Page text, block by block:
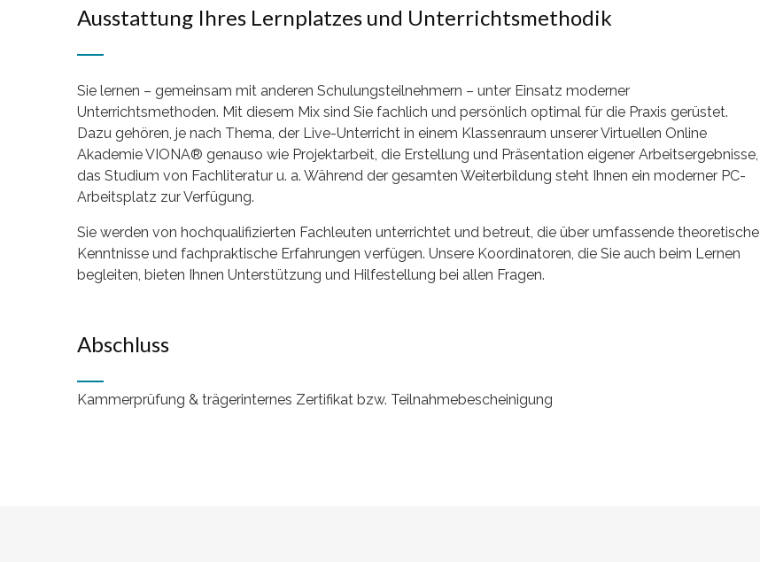
Ausstattung Ihres Lernplatzes und Unterrichtsmethodik
Sie lernen – gemeinsam mit anderen Schulungsteilnehmern – unter Einsatz moderner
Unterrichtsmethoden. Mit diesem Mix sind Sie fachlich und persönlich optimal für die Praxis gerüstet.
Dazu gehören, je nach Thema, der Live-Unterricht in einem Klassenraum unserer Virtuellen Online
Akademie VIONA® genauso wie Projektarbeit, die Erstellung und Präsentation eigener Arbeitsergebnisse,
das Studium von Fachliteratur u. a. Während der gesamten Weiterbildung steht Ihnen ein moderner PC-
Arbeitsplatz zur Verfügung.
Sie werden von hochqualifizierten Fachleuten unterrichtet und betreut, die über umfassende theoretische
Kenntnisse und fachpraktische Erfahrungen verfügen. Unsere Koordinatoren, die Sie auch beim Lernen
begleiten, bieten Ihnen Unterstützung und Hilfestellung bei allen Fragen.
Abschluss
Kammerprüfung & trägerinternes Zertifikat bzw. Teilnahmebescheinigung